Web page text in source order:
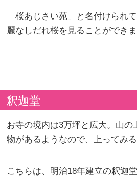
「桜あじさい苑」と名付けられ
麗なしだれ桜を見ることができま
釈迦堂
お寺の境内は3万坪と広大。山の
物があるようなので、上ってみる
こちらは、明治18年建立の釈迦堂